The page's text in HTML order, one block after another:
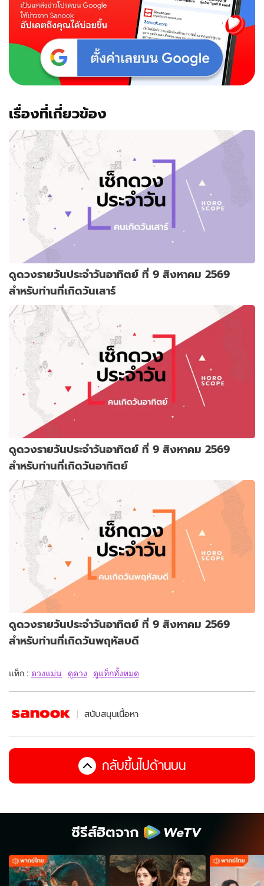
เรื่องที่เกี่ยวข้อง
ดูดวงรายวันประจำวันอาทิตย์ ที่ 9 สิงหาคม 2569
สำหรับท่านที่เกิดวันเสาร์
ดูดวงรายวันประจำวันอาทิตย์ ที่ 9 สิงหาคม 2569
สำหรับท่านที่เกิดวันอาทิตย์
ดูดวงรายวันประจำวันอาทิตย์ ที่ 9 สิงหาคม 2569
สำหรับท่านที่เกิดวันพฤหัสบดี
แท็ก : ดวงแม่น ดูดวง ดูแท็กทั้งหมด
สนับสนุนเนื้อหา
กลับขึ้นไปด้านบน
ซีรีส์ฮิตจาก